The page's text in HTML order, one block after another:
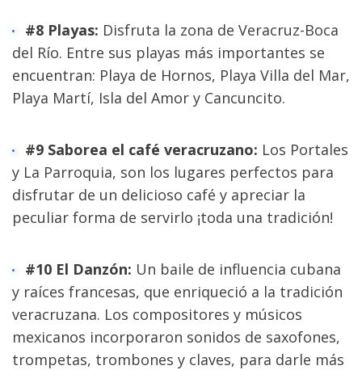
#8 Playas: Disfruta la zona de Veracruz-Boca
del Río. Entre sus playas más importantes se
encuentran: Playa de Hornos, Playa Villa del Mar,
Playa Martí, Isla del Amor y Cancuncito.
#9 Saborea el café veracruzano: Los Portales
y La Parroquia, son los lugares perfectos para
disfrutar de un delicioso café y apreciar la
peculiar forma de servirlo ¡toda una tradición!
#10 El Danzón: Un baile de influencia cubana
y raíces francesas, que enriqueció a la tradición
veracruzana. Los compositores y músicos
mexicanos incorporaron sonidos de saxofones,
trompetas, trombones y claves, para darle más